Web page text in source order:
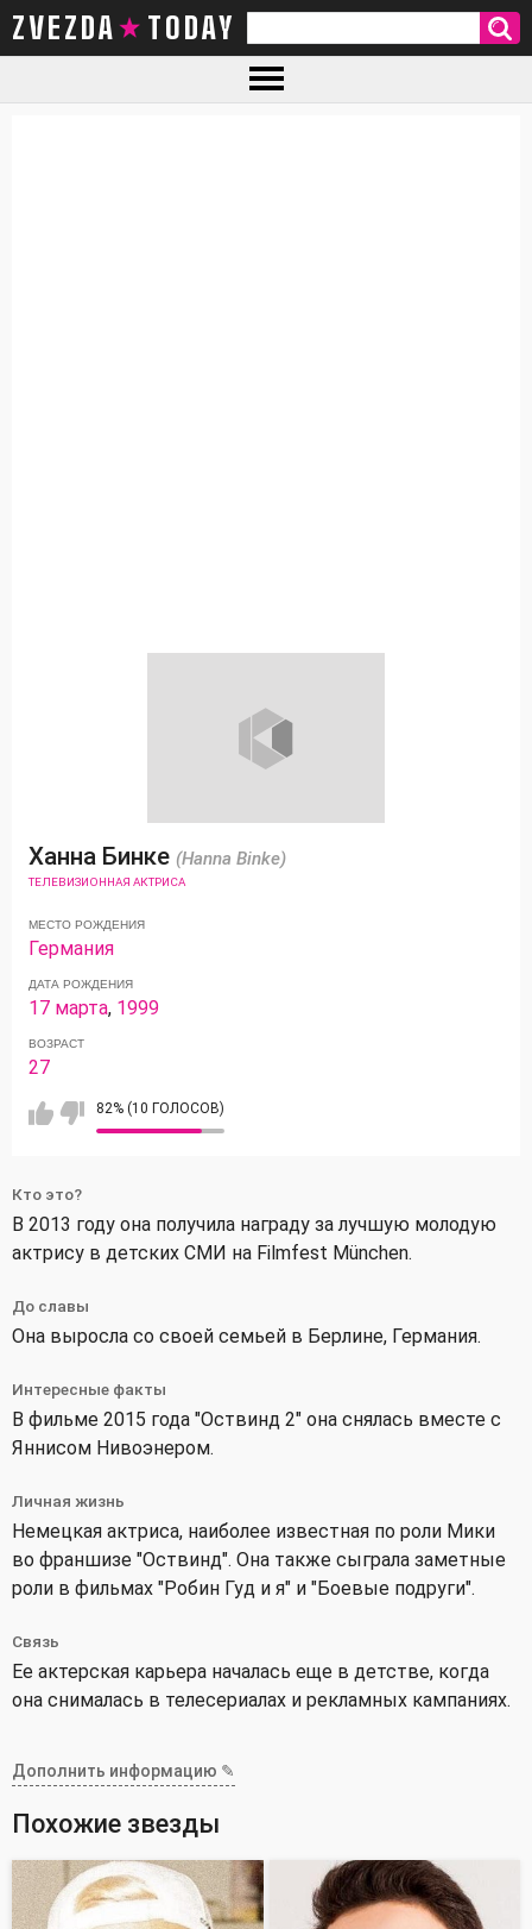
ZVEZDA TODAY
Ханна Бинке (Hanna Binke)
ТЕЛЕВИЗИОННАЯ АКТРИСА
МЕСТО РОЖДЕНИЯ
Германия
ДАТА РОЖДЕНИЯ
17 марта, 1999
ВОЗРАСТ
27
82% (10 ГОЛОСОВ)
Кто это?
В 2013 году она получила награду за лучшую молодую
актрису в детских СМИ на Filmfest München.
До славы
Она выросла со своей семьей в Берлине, Германия.
Интересные факты
В фильме 2015 года "Оствинд 2" она снялась вместе с
Яннисом Нивоэнером.
Личная жизнь
Немецкая актриса, наиболее известная по роли Мики
во франшизе "Оствинд". Она также сыграла заметные
роли в фильмах "Робин Гуд и я" и "Боевые подруги".
Связь
Ее актерская карьера началась еще в детстве, когда
она снималась в телесериалах и рекламных кампаниях.
Дополнить информацию ✎
Похожие звезды